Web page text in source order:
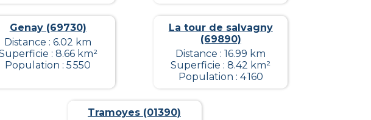
Genay (69730)
Distance : 6.02 km
: 8.66 km²
Population : 5 550
La tour de salvagny
(69890)
Distance : 16.99 km
Superficie : 8.42 km²
Population : 4 160
Tramoyes (01390)